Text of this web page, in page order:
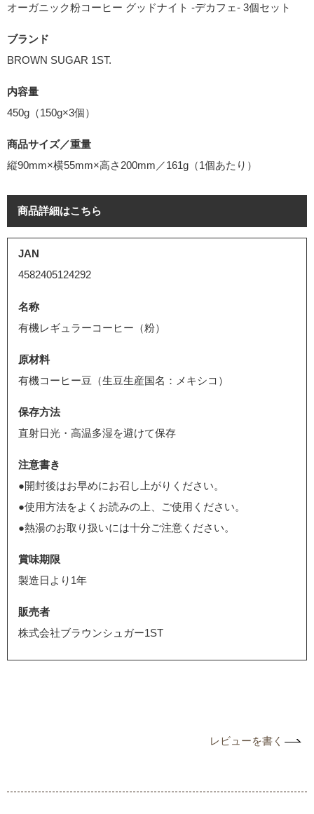
オーガニック粉コーヒー グッドナイト -デカフェ- 3個セット
ブランド
BROWN SUGAR 1ST.
内容量
450g（150g×3個）
商品サイズ／重量
縦90mm×横55mm×高さ200mm／161g（1個あたり）
商品詳細はこちら
JAN
4582405124292
名称
有機レギュラーコーヒー（粉）
原材料
有機コーヒー豆（生豆生産国名：メキシコ）
保存方法
直射日光・高温多湿を避けて保存
注意書き
●開封後はお早めにお召し上がりください。
●使用方法をよくお読みの上、ご使用ください。
●熱湯のお取り扱いには十分ご注意ください。
賞味期限
製造日より1年
販売者
株式会社ブラウンシュガー1ST
レビューを書く